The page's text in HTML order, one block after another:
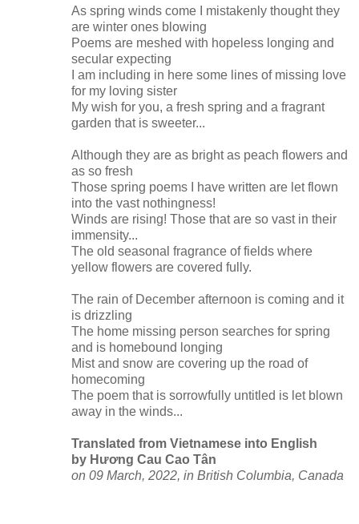
As spring winds come I mistakenly thought they
are winter ones blowing
Poems are meshed with hopeless longing and
secular expecting
I am including in here some lines of missing love
for my loving sister
My wish for you, a fresh spring and a fragrant
garden that is sweeter...
Although they are as bright as peach flowers and
as so fresh
Those spring poems I have written are let flown
into the vast nothingness!
Winds are rising! Those that are so vast in their
immensity...
The old seasonal fragrance of fields where
yellow flowers are covered fully.
The rain of December afternoon is coming and it
is drizzling
The home missing person searches for spring
and is homebound longing
Mist and snow are covering up the road of
homecoming
The poem that is sorrowfully untitled is let blown
away in the winds...
Translated from Vietnamese into English
by Hương Cau Cao Tân
on 09 March, 2022, in British Columbia, Canada